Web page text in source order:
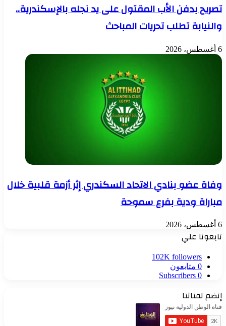
تصريح بدفن الأب المقتول على يد نجله بالإسكندرية..
والنيابة تطلب تحريات المباحث
6 أغسطس، 2026
وفاة عضو بنادي الاتحاد السكندري إثر أزمة قلبية خلال
مباراة ودية بفرع سموحة
6 أغسطس، 2026
تابعونا علي
102K followers
0 متابعون
0
Subscribers
إنضم لقناتنا